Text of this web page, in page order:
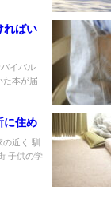
ればい
イバル
た本が届
に住め
近く 馴
子供の学